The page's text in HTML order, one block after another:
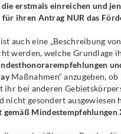
erstmals einreichen und
für ihren Antrag NUR das
auch eine „Beschreibung
werden, welche Grundlage
Maßnahmen“ anzugeben,
ihr bei anderen
gesondert ausgewiesen
Mindestempfehlungen